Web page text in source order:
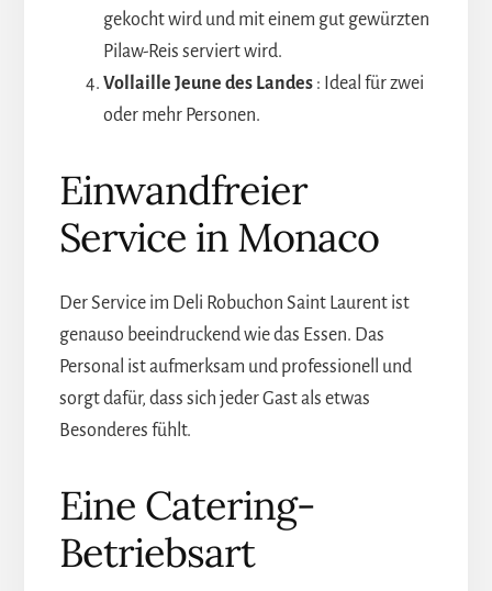
gekocht wird und mit einem gut gewürzten
Pilaw-Reis serviert wird.
Vollaille Jeune des Landes: Ideal für zwei
oder mehr Personen.
Einwandfreier
Service in Monaco
Der Service im Deli Robuchon Saint Laurent ist
genauso beeindruckend wie das Essen. Das
Personal ist aufmerksam und professionell und
sorgt dafür, dass sich jeder Gast als etwas
Besonderes fühlt.
Eine Catering-
Betriebsart